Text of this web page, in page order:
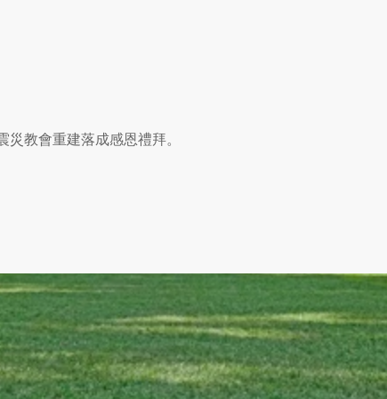
教會重建落成感恩禮拜。